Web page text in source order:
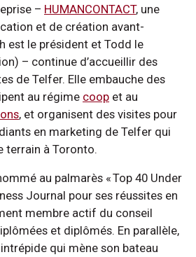
– HUMANCONTACT, une
et de création avant-
est le président et Todd le
– continue d’accueillir des
de Telfer. Elle embauche des
au régime coop et au
, et organisent des visites pour
en marketing de Telfer qui
terrain à Toronto.
au palmarès « Top 40 Under
Journal pour ses réussites en
membre actif du conseil
et diplômés. En parallèle,
qui mène son bateau